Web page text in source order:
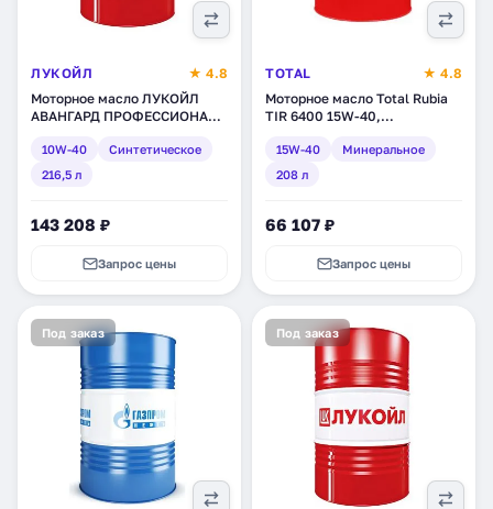
ЛУКОЙЛ
★ 4.8
Моторное масло ЛУКОЙЛ
АВАНГАРД ПРОФЕССИОНАЛ
синтетическое, 216,5 л
(196761)
10W-40
Синтетическое
216,5 л
143 208 ₽
Запрос цены
TOTAL
★ 4.8
Моторное масло Total Rubia
TIR 6400 15W-40,
(RU110796)
15W-40
Минеральное
208 л
66 107 ₽
Запрос цены
Под заказ Под заказ